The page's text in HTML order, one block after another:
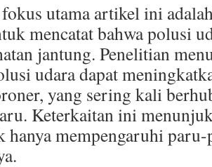
utama artikel ini
mencatat bahwa polusi
jantung. Penelitian
udara dapat
yang sering kali
Keterkaitan ini
hanya mempengaruhi